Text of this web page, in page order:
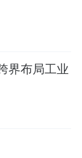
界布局工业